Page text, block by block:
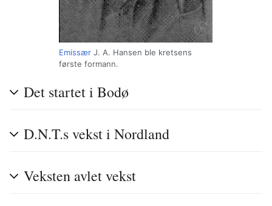
EmissærJ. A. Hansen ble kretsens
første formann.
Det startet i Bodø
D.N.T.s vekst i Nordland
Veksten avlet vekst